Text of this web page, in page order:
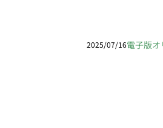
2025/07/16電子版